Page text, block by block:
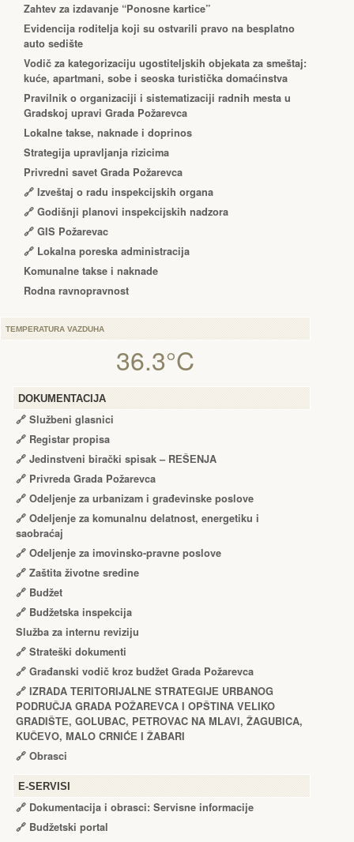
Zahtev za izdavanje “Ponosne kartice”
Еvidencija roditelja koji su ostvarili pravo na besplatno
auto sedište
Vodič za kategorizaciju ugostiteljskih objekata za smeštaj:
kuće, apartmani, sobe i seoska turistička domaćinstva
Pravilnik o organizaciji i sistematizaciji radnih mesta u
Gradskoj upravi Grada Požarevca
Lokalne takse, naknade i doprinos
Strategija upravljanja rizicima
Privredni savet Grada Požarevca
🔗 Izveštaj o radu inspekcijskih organa
🔗 Godišnji planovi inspekcijskih nadzora
🔗 GIS Požarevac
🔗 Lokalna poreska administracija
Komunalne takse i naknade
Rodna ravnopravnost
TEMPERATURA VAZDUHA
36.3°C
DOKUMENTACIJA
🔗 Službeni glasnici
🔗 Registar propisa
🔗 Jedinstveni birački spisak – RЕŠЕNJA
🔗 Privreda Grada Požarevca
🔗 Odeljenje za urbanizam i građevinske poslove
🔗 Odeljenje za komunalnu delatnost, energetiku i
saobraćaj
🔗 Odeljenje za imovinsko-pravne poslove
🔗 Zaštita životne sredine
🔗 Budžet
🔗 Budžetska inspekcija
Služba za internu reviziju
🔗 Strateški dokumenti
🔗 Građanski vodič kroz budžet Grada Požarevca
🔗 IZRADA TЕRITORIJALNЕ STRATЕGIJЕ URBANOG
PODRUČJA GRADA POŽARЕVCA I OPŠTINA VЕLIKO
GRADIŠTЕ, GOLUBAC, PЕTROVAC NA MLAVI, ŽAGUBICA,
KUČЕVO, MALO CRNIĆЕ I ŽABARI
🔗 Obrasci
Е-SERVISI
🔗 Dokumentacija i obrasci: Servisne informacije
🔗 Budžetski portal